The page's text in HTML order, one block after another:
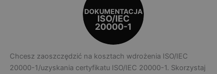
DOKUMENTACJA
ISO/IEC
20000-1
Chcesz zaoszczędzić na kosztach wdrożenia ISO/IEC
20000-1/uzyskania certyfikatu ISO/IEC 20000-1. Skorzystaj